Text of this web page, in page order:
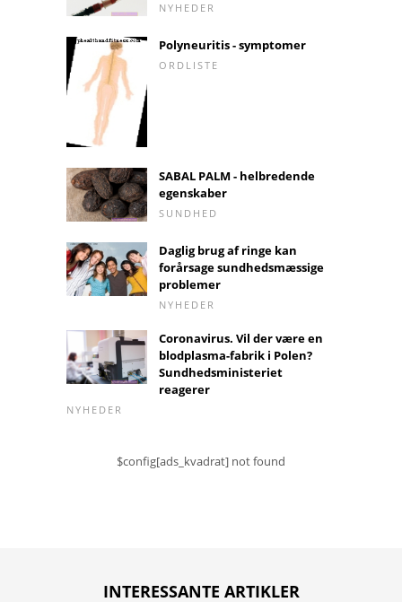
NYHEDER
Polyneuritis - symptomer
ORDLISTE
SABAL PALM - helbredende
egenskaber
SUNDHED
Daglig brug af ringe kan
forårsage sundhedsmæssige
problemer
NYHEDER
Coronavirus. Vil der være en
blodplasma-fabrik i Polen?
Sundhedsministeriet
reagerer
NYHEDER
$config[ads_kvadrat] not found
INTERESSANTE ARTIKLER